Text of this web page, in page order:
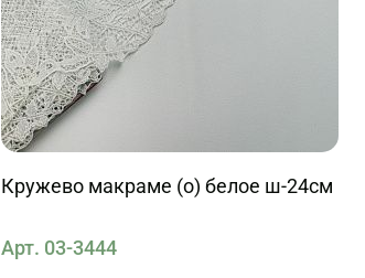
Кружево макраме (о) белое ш-24см
Арт. 03-3444